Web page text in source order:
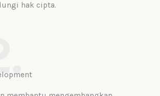
hak cipta.